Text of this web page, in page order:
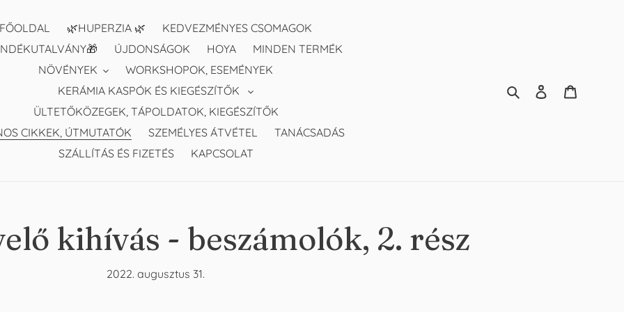
FŐOLDAL 🌿HUPERZIA 🌿
KEDVEZMÉNYES CSOMAGOK
ÚJDONSÁGOK HOYA
MINDEN TERMÉK
NÖVÉNYEK
WORKSHOPOK, ESEMÉNYEK
KERÁMIA KASPÓK ÉS KIEGÉSZÍTŐK
ÜLTETŐKÖZEGEK, TÁPOLDATOK, KIEGÉSZÍTŐK
CIKKEK, ÚTMUTATÓK
SZEMÉLYES ÁTVÉTEL
TANÁCSADÁS
SZÁLLÍTÁS ÉS FIZETÉS
KAPCSOLAT
Keresés
kihívás - beszámolók, 2. rész
2022. augusztus 31.